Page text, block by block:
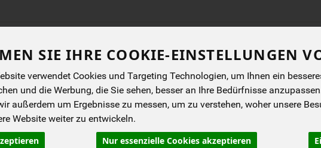
SIE IHRE COOKIE-EINSTELLUNGEN
verwendet Cookies und Targeting Technologien, um Ihnen ein
und die Werbung, die Sie sehen, besser an Ihre Bedürfnisse
außerdem um Ergebnisse zu messen, um zu verstehen, woher unsere
Website weiter zu entwickeln.
Nur essenzielle Cookies akzeptieren
Produkt
BIOKISTEN ANGEBOTE NEUES
Frischfisch